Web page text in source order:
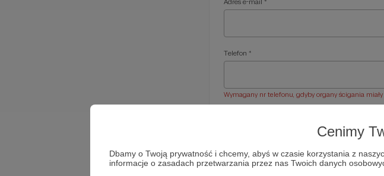
Cenimy
Dbamy o Twoją prywatność i chcemy, abyś w czasie korzystania z
informacje o zasadach przetwarzania przez nas Twoich danych
Adres e-mail *
Telefon *
Wymagany nr telefonu, gdyby organy ścigania